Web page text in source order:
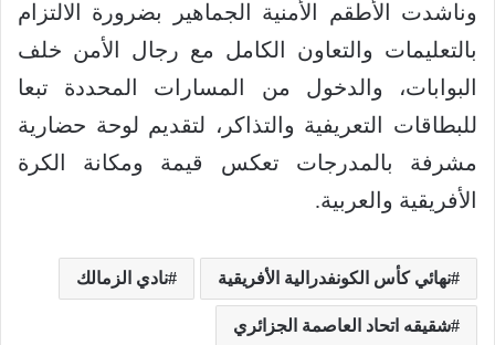
وناشدت الأطقم الأمنية الجماهير بضرورة الالتزام
بالتعليمات والتعاون الكامل مع رجال الأمن خلف
البوابات، والدخول من المسارات المحددة تبعا
للبطاقات التعريفية والتذاكر، لتقديم لوحة حضارية
مشرفة بالمدرجات تعكس قيمة ومكانة الكرة
الأفريقية والعربية.
نهائي كأس الكونفدرالية الأفريقية نادي الزمالك
شقيقه اتحاد العاصمة الجزائري